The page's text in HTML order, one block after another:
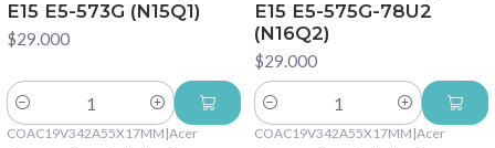
E15 E5-573G (N15Q1)
$29.000
Cantidad
E15 E5-575G-78U2
(N16Q2)
$29.000
Cantidad
COAC19V342A55X17MM |Acer COAC19V342A55X17MM |Acer